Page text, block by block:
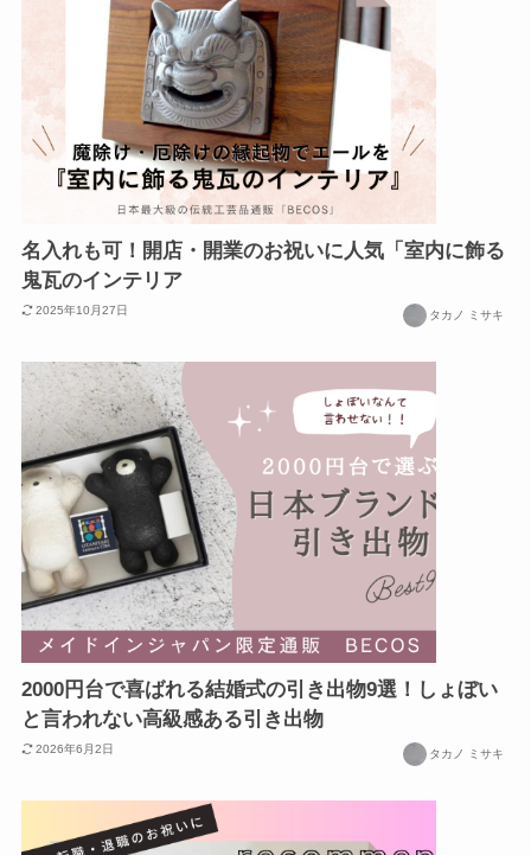
名入れも可！開店・開業のお祝いに人気「室内に飾る
鬼瓦のインテリア
2025年10月27日 タカノ ミサキ
2000円台で喜ばれる結婚式の引き出物9選！しょぼい
と言われない高級感ある引き出物
2026年6月2日 タカノ ミサキ